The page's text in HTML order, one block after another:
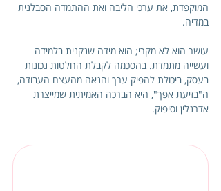
המוקפדת, את ערכי הליבה ואת ההתמדה הסבלנית
במדיה.
עושר הוא לא מקרי; הוא מידה שנקנית בלמידה
ועשייה מתמדת. בהסכמה לקבלת החלטות נכונות
בעסק, ביכולת להפיק ערך והנאה מהעצם העבודה,
ה"בזיעת אפך", היא הברכה האמיתית שמייצרת
אדרנלין וסיפוק.